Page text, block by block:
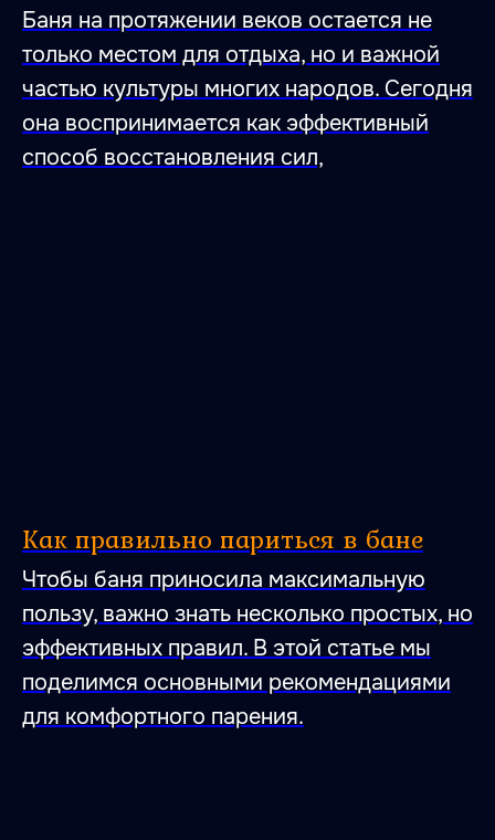
Баня на протяжении веков остается не
только местом для отдыха, но и важной
частью культуры многих народов. Сегодня
она воспринимается как эффективный
способ восстановления сил,
Как правильно париться в бане
Чтобы баня приносила максимальную
пользу, важно знать несколько простых, но
эффективных правил. В этой статье мы
поделимся основными рекомендациями
для комфортного парения.
Место, где влюбляются
в тишину,
умиротворение